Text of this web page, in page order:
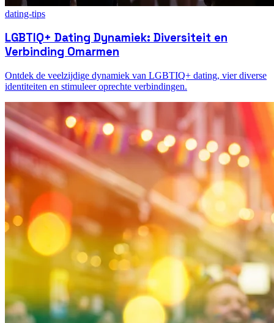
dating-tips
LGBTIQ+ Dating Dynamiek: Diversiteit en
Verbinding Omarmen
Ontdek de veelzijdige dynamiek van LGBTIQ+ dating, vier diverse
identiteiten en stimuleer oprechte verbindingen.